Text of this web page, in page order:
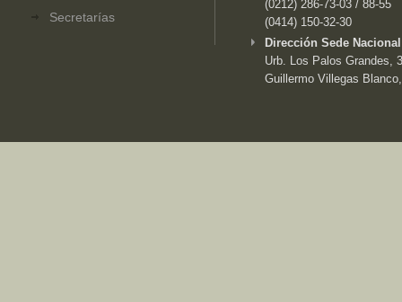
Secretarías
(0212) 286-73-03 / 88-55
(0414) 150-32-30
Dirección Sede
Urb. Los Palos Grandes,
Guillermo Villegas